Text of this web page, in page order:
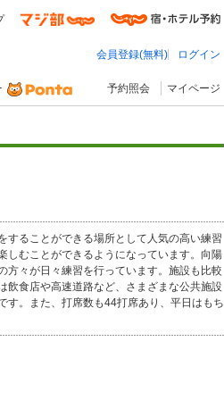
会員登録(無料) ログイン
予約照会 マイページ
することができる場所として人気の高い練習
しむことができるようになっています。向陽
方々が日々練習を行っています。施設も比較
飲食店や高速道路など、さまざまな公共施設
す。また、打席数も44打席あり、平日はもち